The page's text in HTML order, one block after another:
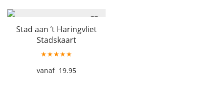
Stad aan ’t Haringvliet
Stadskaart
★★★★★
19.95